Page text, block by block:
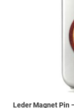
Leder Magnet Pin